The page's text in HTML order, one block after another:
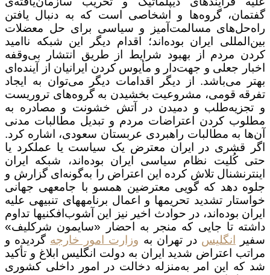
گفتمان، گروه‌ها و اشخاصی است که به دنبال یافتن
راه‌حل‌های مسالمت‌آمیز و سیاسی برای حل معضلات
بین‌المللی ایران بوده‌اند؛ اقدام دیگر این شبکه ناامید
کردن مردم از بهبود شرایط از طریق انتشار بی‌وقفه
اخبار جعلی و جهت‌دار و مأیوس کردن ایرانیان از آینده‌ای
بهتر می‌باشد. از دیگر اقدامات دیگر می‌توان به ایجاد
تفرقه قومی، مشروعیت بخشیدن به گروه‌های تروریست
و تجزیه‌طلب و دمیدن در آتش خشونت و مصادره‌ به‌
مطلوب کردن اعتراضات مردم و تبدیل مطالبات مدنی
آن‌ها به مطالبات راهبردی عربستان سعودی، اشاره کرد.
اگر قشری در ایران معترض یک سیاست یا عملکرد یا
حتی کُلیت نظام سیاسی ایران بوده‌اند، شبکه ایران
اینترنشنال تلاش کرده این اعتراض را به‌گونه‌ای گزارش و
جلوه دهد که گویی معترضین همسو با جامعه­ی جهانی
خواستار تشدید تحریم­ها و اعمال برنامه­های تنبیهی علیه
ایران بوده‌اند، در حوادث اخیر نیز این آشوب‌افکنی­ها تداوم
داشته تا جایی که منجر به احضار «سایمون شرکلیف»
سفیر انگلیس در تهران به وزارت امور خارجه گردیده و
مراتب اعتراض شدید ایران به دولت انگلیس ابلاغ و تأکید
شد که این امر به‌منزله دخالت در امور داخلی کشوری